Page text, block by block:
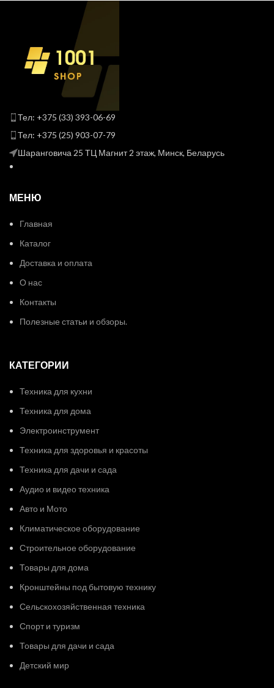
Тел: +375 (33) 393-06-69
Тел: +375 (25) 903-07-79
Шаранговича 25 ТЦ Магнит 2 этаж, Минск, Беларусь
МЕНЮ
Главная
Каталог
Доставка и оплата
О нас
Контакты
Полезные статьи и обзоры.
КАТЕГОРИИ
Техника для кухни
Техника для дома
Электроинструмент
Техника для здоровья и красоты
Техника для дачи и сада
Аудио и видео техника
Авто и Мото
Климатическое оборудование
Строительное оборудование
Товары для дома
Кронштейны под бытовую технику
Сельскохозяйственная техника
Спорт и туризм
Товары для дачи и сада
Детский мир